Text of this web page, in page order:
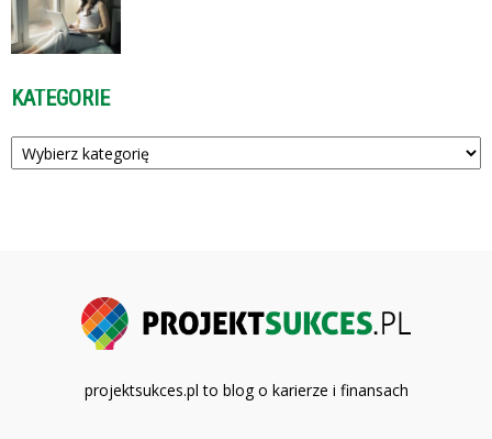
KATEGORIE
Kategorie
projektsukces.pl to blog o karierze i finansach